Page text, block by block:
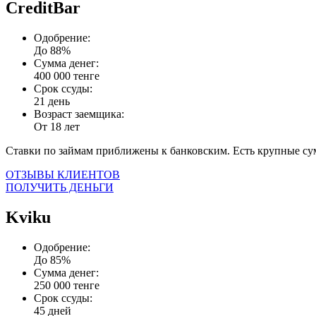
CreditBar
Одобрение:
До 88%
Сумма денег:
400 000 тенге
Срок ссуды:
21 день
Возраст заемщика:
От 18 лет
Ставки по займам приближены к банковским. Есть крупные
ОТЗЫВЫ КЛИЕНТОВ
ПОЛУЧИТЬ ДЕНЬГИ
Kviku
Одобрение:
До 85%
Сумма денег:
250 000 тенге
Срок ссуды:
45 дней